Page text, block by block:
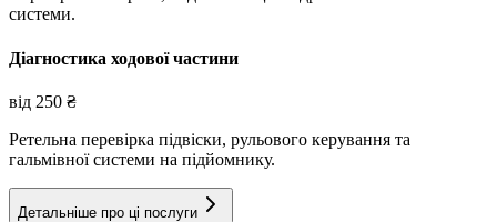
системи.
Діагностика ходової частини
від 250 ₴
Ретельна перевірка підвіски, рульового керування та
гальмівної системи на підйомнику.
Детальніше про ці послуги